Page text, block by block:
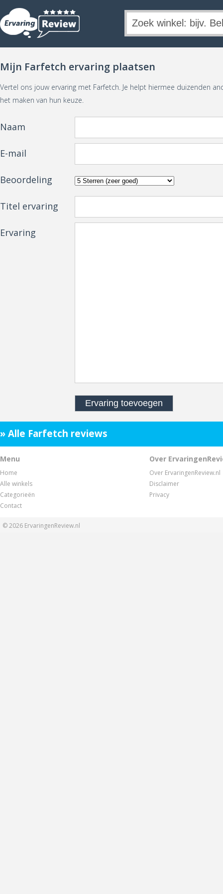
Mijn Farfetch ervaring plaatsen
Vertel ons jouw ervaring met Farfetch. Je helpt hiermee duizenden
het maken van hun keuze.
Naam
E-mail
Beoordeling
Titel ervaring
Ervaring
» Alle Farfetch reviews
Menu
Home
Alle winkels
Categorieën
Contact
Over
Over ErvaringenReview.nl
Disclaimer
Privacy
© 2026 ErvaringenReview.nl